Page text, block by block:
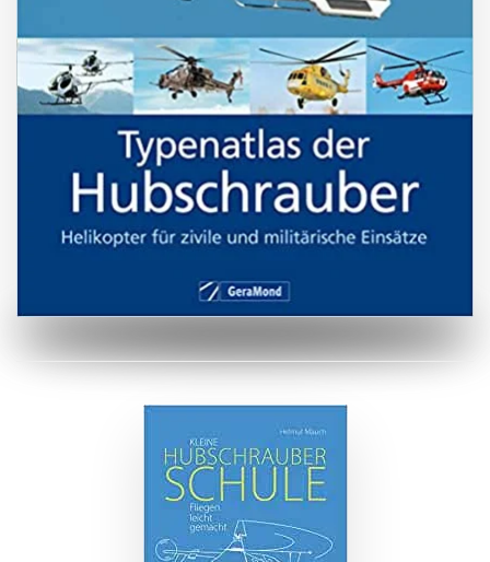
ZUM BUCH
ZUM BUCH